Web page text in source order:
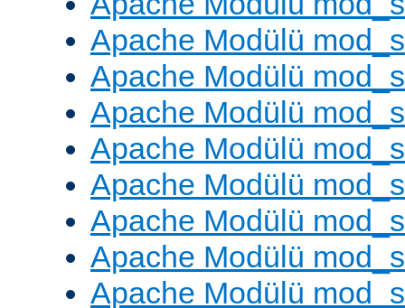
Apache Modülü
Apache Modülü
Apache Modülü
Apache Modülü
Apache Modülü
Apache Modülü
Apache Modülü
Apache Modülü